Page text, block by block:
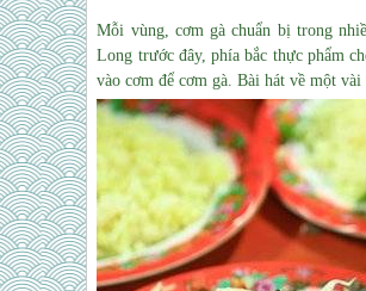
Mỗi vùng, cơm gà chuẩn bị trong
Long trước đây, phía bắc thực phẩm
vào cơm để cơm gà. Bài hát về một